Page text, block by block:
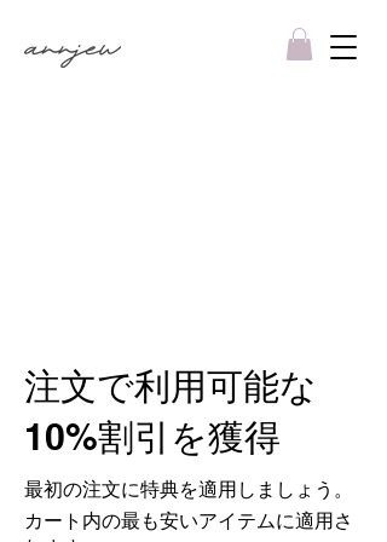
注文で利用可能な
10%割引を獲得
最初の注文に特典を適用しましょう。
カート内の最も安いアイテムに適用さ